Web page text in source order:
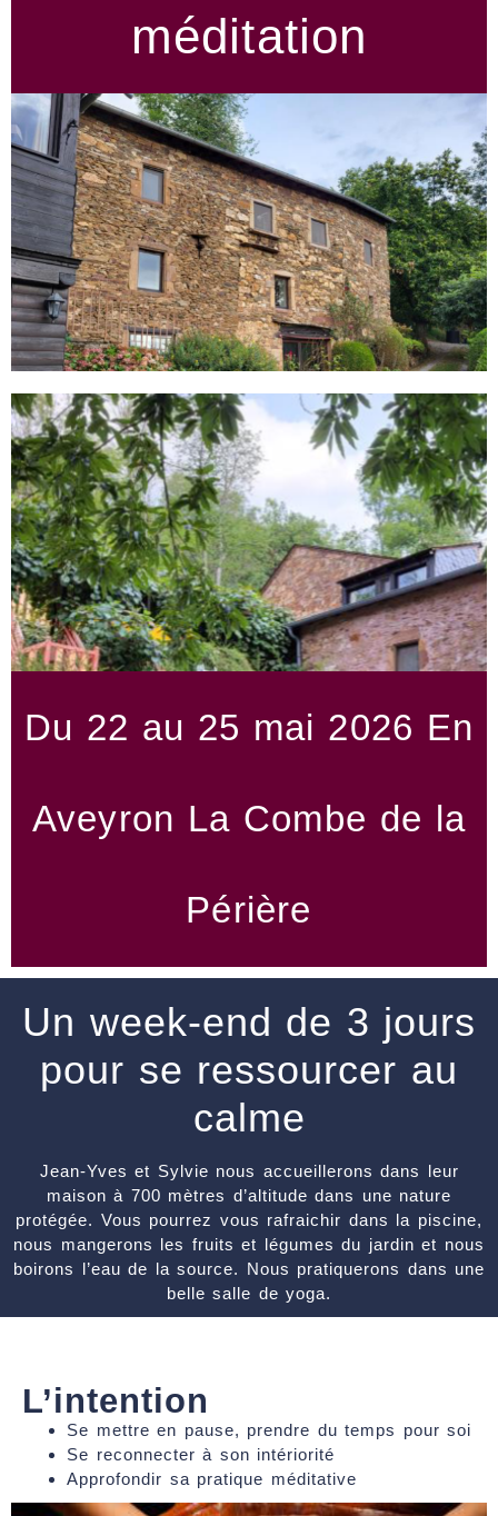
méditation
Du 22 au 25 mai 2026 En
Aveyron La Combe de la
Périère
Un week-end de 3 jours
pour se ressourcer au
calme
Jean-Yves et Sylvie nous accueillerons dans leur
maison à 700 mètres d’altitude dans une nature
protégée. Vous pourrez vous rafraichir dans la piscine,
nous mangerons les fruits et légumes du jardin et nous
boirons l’eau de la source. Nous pratiquerons dans une
belle salle de yoga.
L’intention​
Se mettre en pause, prendre du temps pour soi
Se reconnecter à son intériorité
Approfondir sa pratique méditative